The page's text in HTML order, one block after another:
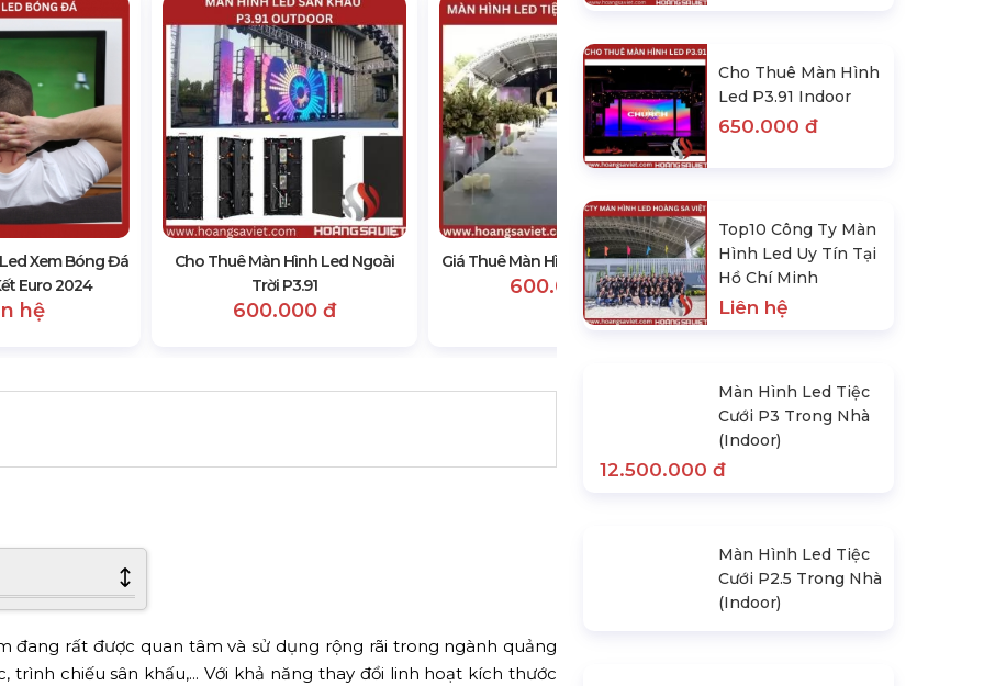
Xem Bóng Đá
Euro 2024
hệ
Cho Thuê Màn Hình Led Ngoài
Trời P3.91
600.000 đ
Giá Thuê Màn Hình Led Đám Cưới
600.000 đ
11.000.000 đ
đang rất được quan tâm và sử dụng rộng rãi trong ngành quảng
trình chiếu sân khấu,... Với khả năng thay đổi linh hoạt kích thước
Cho Thuê Màn Hình
Led P3.91 Indoor
650.000 đ
Top10 Công Ty Màn
Hình Led Uy Tín Tại
Hồ Chí Minh
Liên hệ
Màn Hình Led Tiệc
Cưới P3 Trong Nhà
(Indoor)
12.500.000 đ
Màn Hình Led Tiệc
Cưới P2.5 Trong Nhà
(Indoor)